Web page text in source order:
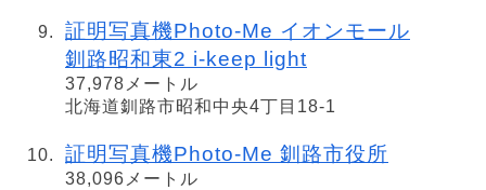
証明写真機Photo-Me イオンモール
釧路昭和東2 i-keep light
37,978メートル
北海道釧路市昭和中央4丁目18-1
証明写真機Photo-Me 釧路市役所
38,096メートル